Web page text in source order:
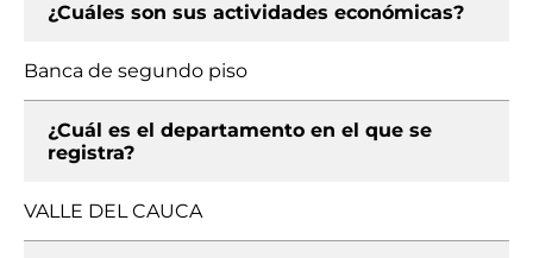
¿Cuáles son sus actividades económicas?
Banca de segundo piso
¿Cuál es el departamento en el que se
registra?
VALLE DEL CAUCA